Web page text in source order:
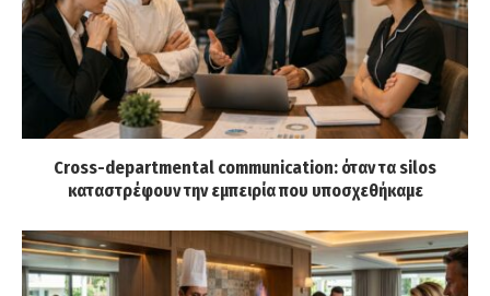
Cross-departmental communication: όταν τα silos
καταστρέφουν την εμπειρία που υποσχεθήκαμε